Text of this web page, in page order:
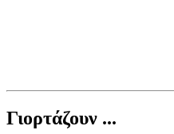
Γιορτάζουν ...